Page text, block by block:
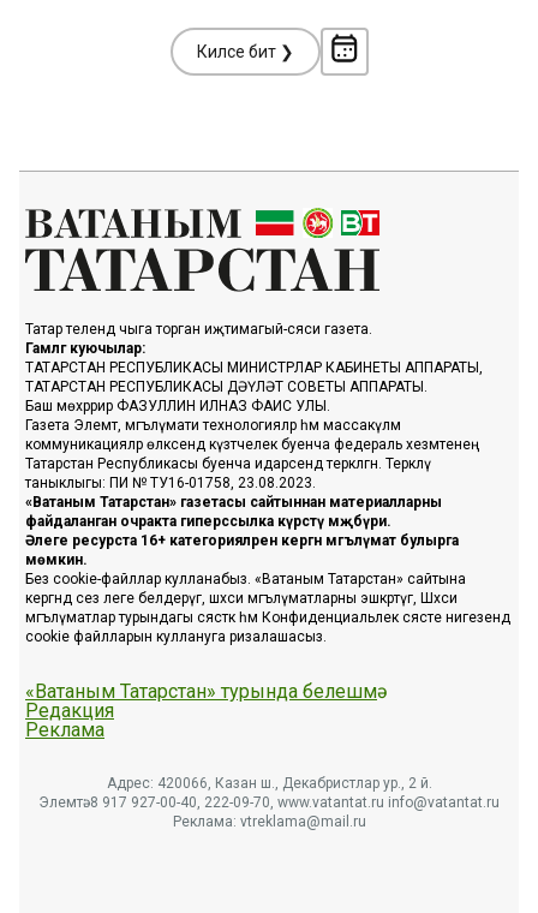
Киләсе бит ❯
Татар телендә чыга торган иҗтимагый-сәяси газета.
Гамәлгә куючылар:
ТАТАРСТАН РЕСПУБЛИКАСЫ МИНИСТРЛАР КАБИНЕТЫ АППАРАТЫ,
ТАТАРСТАН РЕСПУБЛИКАСЫ ДӘҮЛӘТ СОВЕТЫ АППАРАТЫ.
Баш мөхәррир ФАЗУЛЛИН ИЛНАЗ ФАИС УЛЫ.
Газета Элемтә, мәгълүмати технологияләр һәм массакүләм
коммуникацияләр өлкәсендә күзәтчелек буенча федераль хезмәтенең
Татарстан Республикасы буенча идарәсендә теркәлгән. Теркәлү
таныклыгы: ПИ № ТУ16-01758, 23.08.2023.
«Ватаным Татарстан» газетасы сайтыннан материалларны
файдаланган очракта гиперссылка күрсәтү мәҗбүри.
Әлеге ресурста 16+ категорияләренә кергән мәгълүмат булырга
мөмкин.
Без cookie-файллар кулланабыз. «Ватаным Татарстан» сайтына
кергәндә сез әлеге белдерүгә, шәхси мәгълүматларны эшкәртүгә, Шәхси
мәгълүматлар турындагы сәясәткә һәм Конфиденциальлек сәясәте нигезендә
cookie файлларын куллануга ризалашасыз.
«Ватаным Татарстан» турында белешмә
Редакция
Реклама
Адрес: 420066, Казан ш., Декабристлар ур., 2 й.
Элемтә: 8 917 927-00-40, 222-09-70, www.vatantat.ru info@vatantat.ru
Реклама: vtreklama@mail.ru